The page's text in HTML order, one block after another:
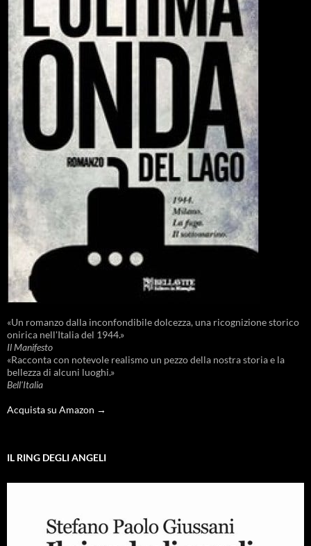
«Un romanzo dalla inconfondibile dolcezza, una ricognizione storico
onirica nell'Italia del 1944.»
Il Manifesto
«Racconta con notevole realismo un pezzo della nostra storia e la
bellezza di alcuni luoghi.»
Bell'Italia
Acquista su Amazon →
IL RING DEGLI ANGELI